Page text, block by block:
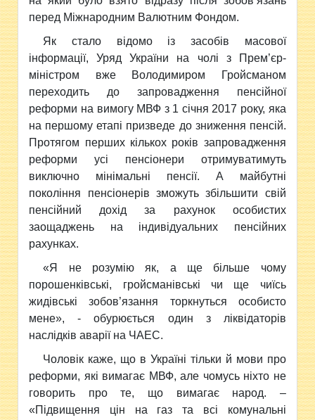
перед Міжнародним Валютним Фондом.
Як стало відомо із засобів масової
інформації, Уряд України на чолі з Прем’єр-
міністром вже Володимиром Гройсманом
переходить до запровадження пенсійної
реформи на вимогу МВФ з 1 січня 2017 року, яка
на першому етапі призведе до зниження пенсій.
Протягом перших кількох років запровадження
реформи усі пенсіонери отримуватимуть
виключно мінімальні пенсії. А майбутні
покоління пенсіонерів зможуть збільшити свій
пенсійний дохід за рахунок особистих
заощаджень на індивідуальних пенсійних
рахунках.
«Я не розумію як, а ще більше чому
порошенківські, гройсманівські чи ще чиїсь
жидівські зобов’язання торкнуться особисто
мене», - обурюється один з ліквідаторів
наслідків аварії на ЧАЕС.
Чоловік каже, що в Україні тільки й мови про
реформи, які вимагає МВФ, але чомусь ніхто не
говорить про те, що вимагає народ. –
«Підвищення цін на газ та всі комунальні